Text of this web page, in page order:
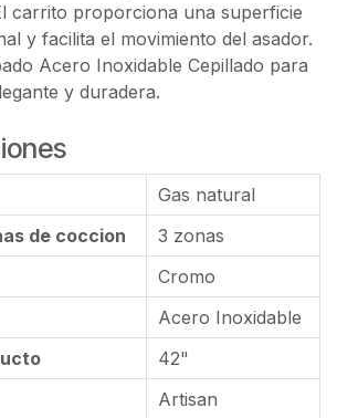
carrito proporciona una superficie
y facilita el movimiento del asador.
Acero Inoxidable Cepillado para
y duradera.
Gas natural
de coccion
3 zonas
Cromo
Acero Inoxidable
42"
Artisan